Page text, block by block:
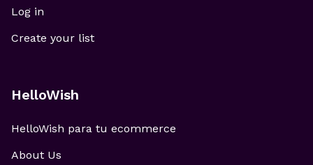
Log in
Create your list
HelloWish
HelloWish para tu ecommerce
About Us